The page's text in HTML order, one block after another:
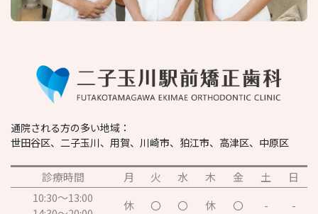
通院される方の多い地域：
世田谷区、二子玉川、用賀、川崎市、狛江市、高津区、中原区
診療時間 月 火 水 木 金 土
日
10:30～13:00
休 〇 〇 休 〇 -
-